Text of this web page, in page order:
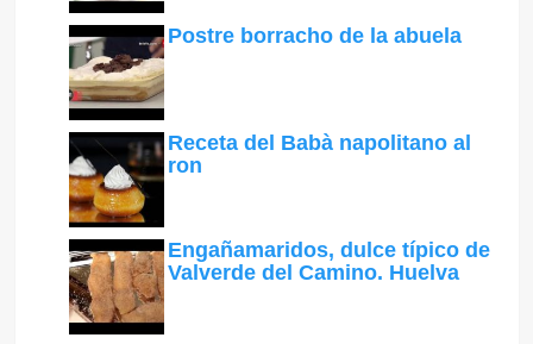
Postre borracho de la abuela
Receta del Babà napolitano al
ron
Engañamaridos, dulce típico de
Valverde del Camino. Huelva